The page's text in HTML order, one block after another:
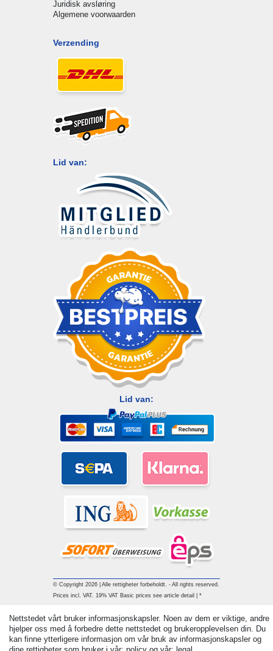
Juridisk avsløring
Algemene voorwaarden
Verzending
Lid van:
Lid van:
© Copyright 2026 | Alle rettigheter forbeholdt. - All rights reserved.
Prices incl. VAT. 19% VAT Basic prices see article detail | *
Applies to deliveries to the UK!
Nettstedet vårt bruker informasjonskapsler. Noen av dem er viktige, andre
hjelper oss med å forbedre dette nettstedet og brukeropplevelsen din. Du
kan finne ytterligere informasjon om vår bruk av informasjonskapsler og
Withdraw from contract here